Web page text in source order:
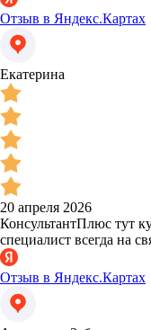
Отзыв в Яндекс.Картах
Екатерина
20 апреля 2026
КонсультантПлюс тут
специалист всегда на
Отзыв в Яндекс.Картах